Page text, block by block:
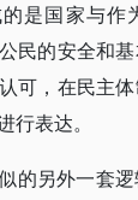
是国家与作
民的安全和
可，在民主
行表达。
的另外一套